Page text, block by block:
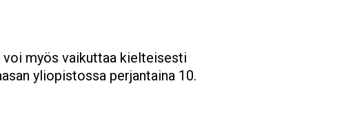
myös vaikuttaa kielteisesti
yliopistossa perjantaina 10.